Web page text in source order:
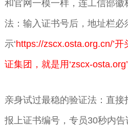
和官网一模一样，连工信部
法：输入证书号后，地址栏必
示‘https://zscx.osta.org.cn/’
证集团，就是用‘zscx-
亲身试过最稳的验证法：直接
报上证书编号，专员30秒内告